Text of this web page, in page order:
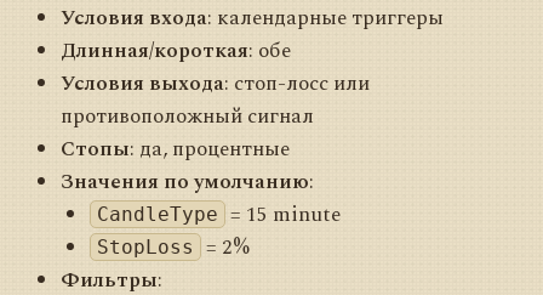
Условия входа: календарные триггеры
Длинная/короткая: обе
Условия выхода: стоп-лосс или
противоположный сигнал
Стопы: да, процентные
Значения по умолчанию:
CandleType = 15 minute
StopLoss = 2%
Фильтры: